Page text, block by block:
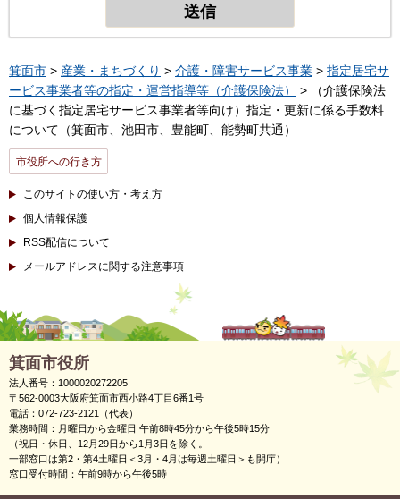
箕面市 > 産業・まちづくり > 介護・障害サービス事業 > 指定居宅サ
ービス事業者等の指定・運営指導等（介護保険法）
> （介護保険法
に基づく指定居宅サービス事業者等向け）指定・更新に係る手数料
について（箕面市、池田市、豊能町、能勢町共通）
市役所への行き方
このサイトの使い方・考え方
個人情報保護
RSS配信について
メールアドレスに関する注意事項
箕面市役所
法人番号：1000020272205
〒562-0003大阪府箕面市西小路4丁目6番1号
電話：072-723-2121（代表）
業務時間：月曜日から金曜日 午前8時45分から午後5時15分
（祝日・休日、12月29日から1月3日を除く。
一部窓口は第2・第4土曜日＜3月・4月は毎週土曜日＞も開庁）
窓口受付時間：午前9時から午後5時